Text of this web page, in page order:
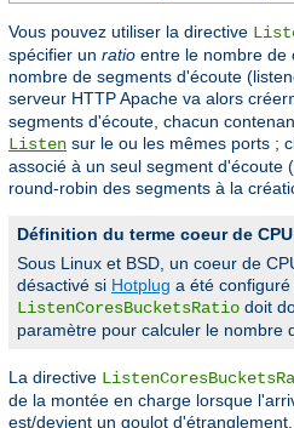
Vous pouvez utiliser la directive
spécifier un ratio entre le nombre de
nombre de segments d'écoute
serveur HTTP Apache va alors créer
segments d'écoute, chacun
Listen sur le ou les mêmes ports ;
associé à un seul segment d'écoute
round-robin des segments à la
Définition du terme coeur de
Sous Linux et BSD, un coeur de
désactivé si Hotplug a été
ListenCoresBucketsRatio doit
paramètre pour calculer le nombre
La directive
de la montée en charge lorsque
est/devient un goulot